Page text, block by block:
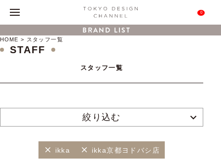
0
BRAND LIST
HOME スタッフ一覧
STAFF
スタッフ一覧
絞り込む
ikka ikka京都ヨドバシ店